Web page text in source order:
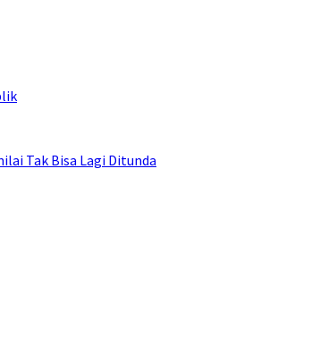
Tak Bisa Lagi Ditunda